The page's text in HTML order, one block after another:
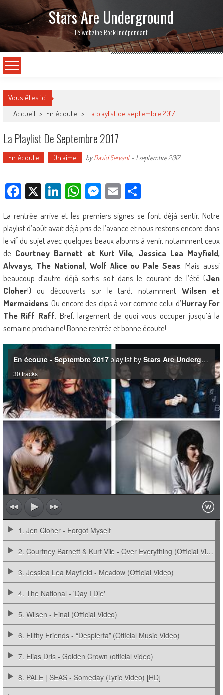
Stars Are Underground
Le webzine Rock Indépendant
Vous êtes ici
Accueil > En écoute > La playlist de septembre 2017
La Playlist De Septembre 2017
En écoute On aime byDavid Servant- 1 septembre 2017
Facebook
X LinkedIn
WhatsApp
Messenger
EmailPartager
La rentrée arrive et les premiers signes se font déjà sentir. Notre
playlist d’août avait déjà pris de l’avance et nous restons encore dans
le vif du sujet avec quelques beaux albums à venir, notamment ceux
de Courtney Barnett et Kurt Vile, Jessica Lea Mayfield,
Alvvays, The National, Wolf Alice ou Pale Seas . Mais aussi
beaucoup d’autre déjà sortis soit dans le courant de l’été (Jen
Cloher!) ou découverts sur le tard, notamment Wilsen et
Mermaidens. Ou encore des clips à voir comme celui d’Hurray For
The Riff Raff . Bref, largement de quoi vous occuper jusqu’à la
semaine prochaine! Bonne rentrée et bonne écoute!